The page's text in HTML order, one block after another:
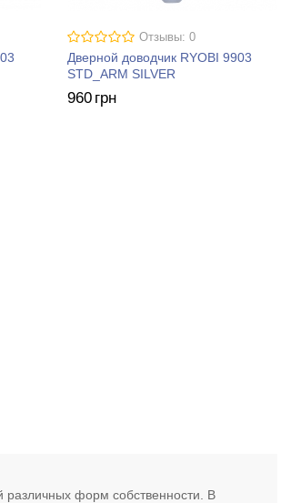
Отзывы: 0
Дверной доводчик RYOBI 9903
STD_ARM SILVER
960 грн
различных форм собственности. В